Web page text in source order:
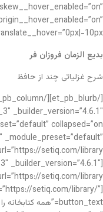
10px”]
بدیع الزمان فروزان فر
شرح غزلیاتی چند از حافظ
_builder_version=”4.6.1″
_module_preset=”default”
_builder_version=”4.6.1″
setiq.com/library/”